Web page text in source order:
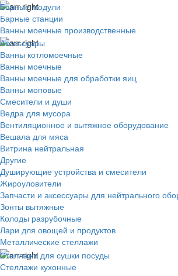
Барные модули
Барные станции
Ванны моечные производственные
Аксессуары
Ванны котломоечные
Ванны моечные
Ванны моечные для обработки яиц
Ванны моповые
Смесители и души
Ведра для мусора
Вентиляционное и вытяжное оборудование
Вешала для мяса
Витрина нейтральная
Другие
Душирующие устройства и смесители
Жироуловители
Запчасти и аксессуары для нейтрального
Зонты вытяжные
Колоды разрубочные
Лари для овощей и продуктов
Металлические стеллажи
Стеллажи для сушки посуды
Стеллажи кухонные